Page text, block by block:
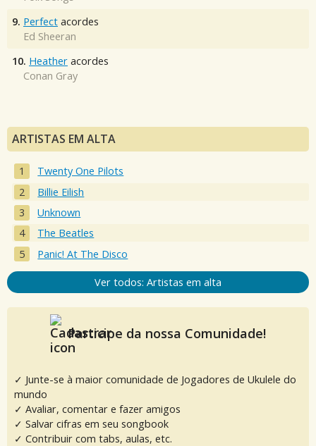
9. Perfect acordes
Ed Sheeran
10. Heather acordes
Conan Gray
ARTISTAS EM ALTA
Twenty One Pilots
Billie Eilish
Unknown
The Beatles
Panic! At The Disco
Ver todos: Artistas em alta
Participe da nossa Comunidade!
✓ Junte-se à maior comunidade de Jogadores de Ukulele do
mundo
✓ Avaliar, comentar e fazer amigos
✓ Salvar cifras em seu songbook
✓ Contribuir com tabs, aulas, etc.